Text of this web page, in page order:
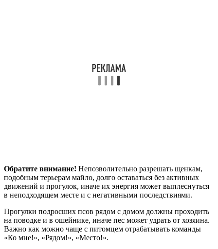
Обратите внимание! Непозволительно разрешать щенкам,
подобным терьерам майло, долго оставаться без активных
движений и прогулок, иначе их энергия может выплеснуться
в неподходящем месте и с негативными последствиями.
Прогулки подросших псов рядом с домом должны проходить
на поводке и в ошейнике, иначе пес может удрать от хозяина.
Важно как можно чаще с питомцем отрабатывать команды
«Ко мне!», «Рядом!», «Место!».